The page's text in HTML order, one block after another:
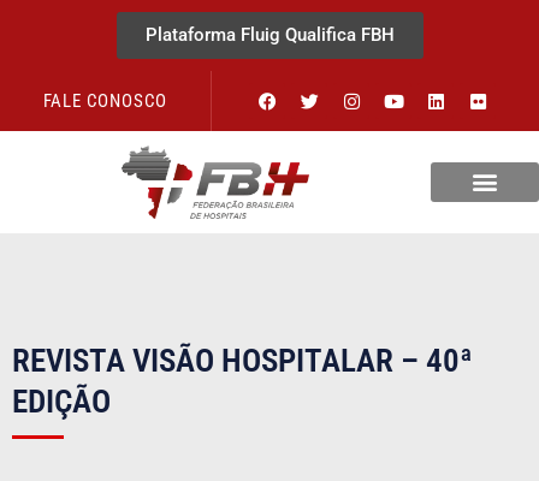
Plataforma Fluig Qualifica FBH
FALE CONOSCO
REVISTA VISÃO HOSPITALAR – 40ª
EDIÇÃO